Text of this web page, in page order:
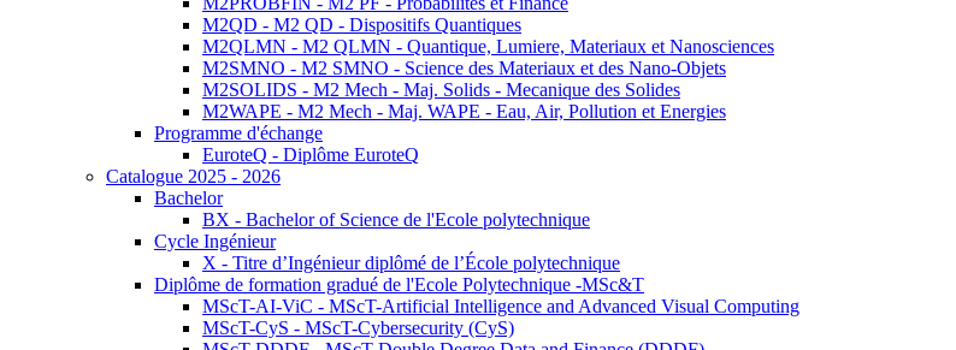
M2QD - M2 QD - Dispositifs Quantiques
M2QLMN - M2 QLMN - Quantique, Lumiere, Materiaux et Nanosciences
M2SMNO - M2 SMNO - Science des Materiaux et des Nano-Objets
M2SOLIDS - M2 Mech - Maj. Solids - Mecanique des Solides
M2WAPE - M2 Mech - Maj. WAPE - Eau, Air, Pollution et Energies
Programme d'échange
EuroteQ - Diplôme EuroteQ
Catalogue 2025 - 2026
Bachelor
BX - Bachelor of Science de l'Ecole polytechnique
Cycle Ingénieur
X - Titre d’Ingénieur diplômé de l’École polytechnique
Diplôme de formation gradué de l'Ecole Polytechnique -MSc&T
MScT-AI-ViC - MScT-Artificial Intelligence and Advanced Visual Computing
MScT-CyS - MScT-Cybersecurity (CyS)